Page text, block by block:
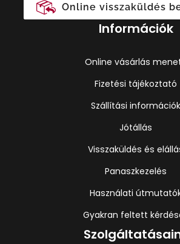
Online visszaküldés
Információk
Online vásárlás
Fizetési tájékoztató
Szállítási információk
Jótállás
Visszaküldés és
Panaszkezelés
Használati
Gyakran feltett